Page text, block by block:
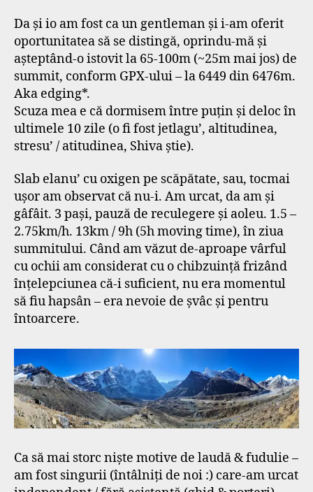
Da și io am fost ca un gentleman și i-am oferit
oportunitatea să se distingă, oprindu-mă și
așteptând-o istovit la 65-100m (~25m mai jos) de
summit, conform GPX-ului – la 6449 din 6476m.
Aka edging*.
Scuza mea e că dormisem între puțin și deloc în
ultimele 10 zile (o fi fost jetlagu’, altitudinea,
stresu’ / atitudinea, Shiva știe).
Slab elanu’ cu oxigen pe scăpătate, sau, tocmai
ușor am observat că nu-i. Am urcat, da am și
gâfâit. 3 pași, pauză de reculegere și aoleu. 1.5 –
2.75km/h. 13km / 9h (5h moving time), în ziua
summitului. Când am văzut de-aproape vârful
cu ochii am considerat cu o chibzuință frizând
înțelepciunea că-i suficient, nu era momentul
să fiu hapsân – era nevoie de șvâc și pentru
întoarcere.
Ca să mai storc niște motive de laudă & fudulie –
am fost singurii (întâlniți de noi :) care-am urcat